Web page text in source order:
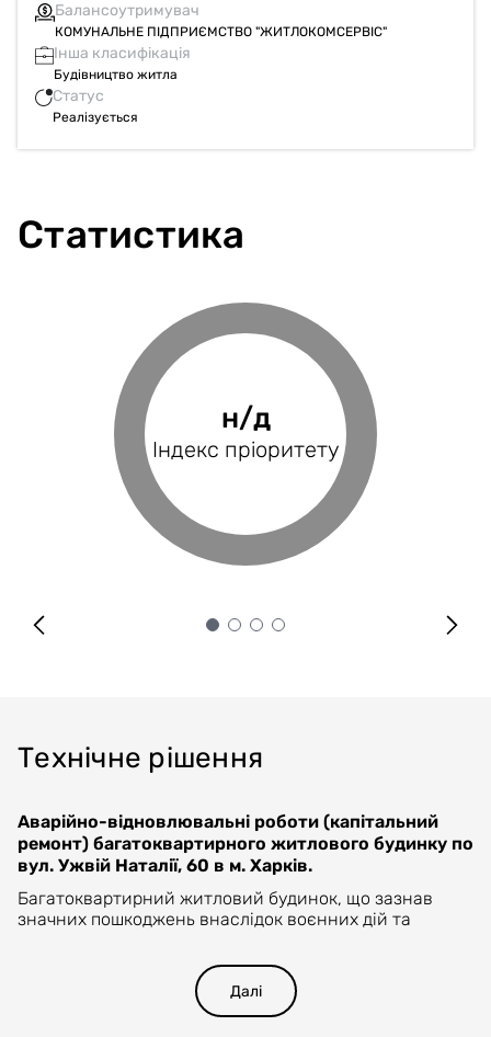
Балансоутримувач
КОМУНАЛЬНЕ ПІДПРИЄМСТВО "ЖИТЛОКОМСЕРВІС"
Інша класифікація
Будівництво житла
Статус
Реалізується
Статистика
н/д
Індекс пріоритету
75.36%
Фінансове
покриття
н/д
Індекс BRP
н/д
Оцінка проєкту
Технічне рішення
Аварійно-відновлювальні роботи (капітальний
ремонт) багатоквартирного житлового будинку по
вул. Ужвій Наталії, 60 в м. Харків.
Багатоквартирний житловий будинок, що зазнав
значних пошкоджень внаслідок воєнних дій та
Ужвій Наталії, 60 в Київському адміністративному
Далі